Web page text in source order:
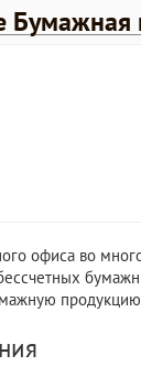
Бумажная
офиса во